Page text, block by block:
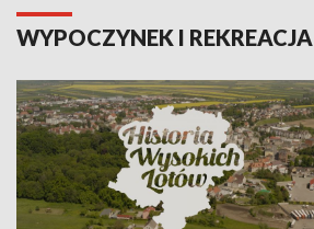
WYPOCZYNEK I REKREACJA